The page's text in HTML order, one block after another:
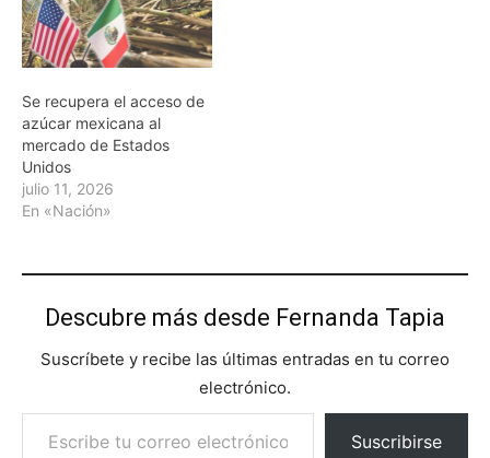
Se recupera el acceso de
azúcar mexicana al
mercado de Estados
Unidos
julio 11, 2026
En «Nación»
Descubre más desde Fernanda Tapia
Suscríbete y recibe las últimas entradas en tu correo
electrónico.
Escribe tu correo electrónico…
Suscribirse